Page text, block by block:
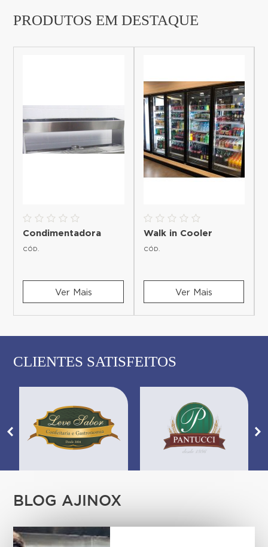
PRODUTOS EM DESTAQUE
Condimentadora
CÓD.
Ver Mais
Walk in Cooler
CÓD.
Ver Mais
CLIENTES SATISFEITOS
BLOG AJINOX